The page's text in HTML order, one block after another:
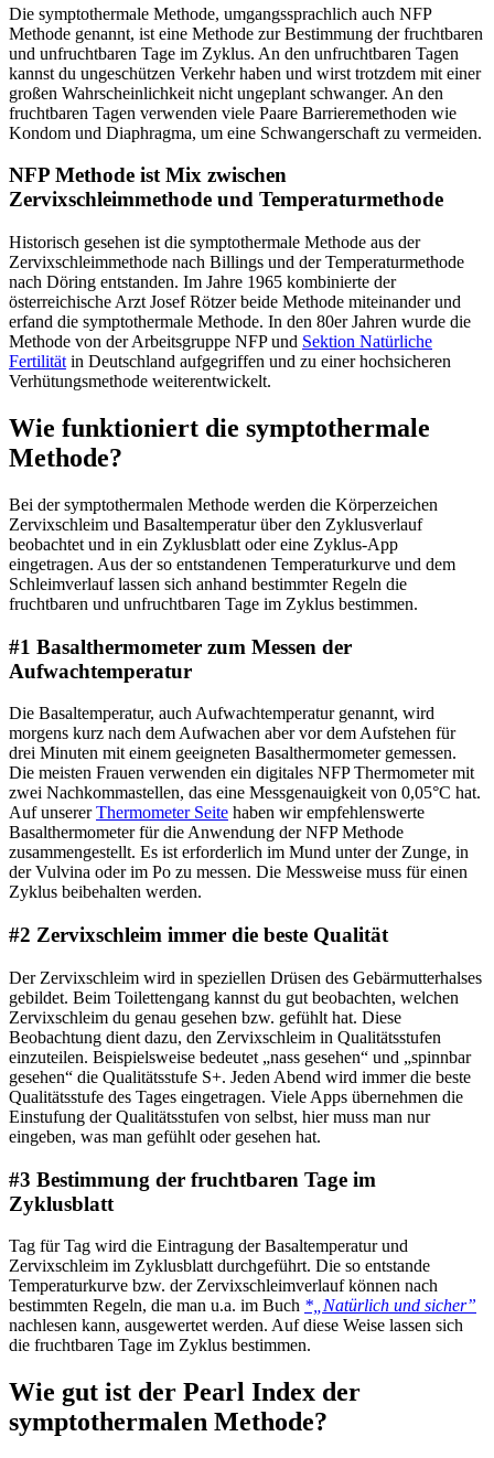
Die symptothermale Methode, umgangssprachlich auch NFP
Methode genannt, ist eine Methode zur Bestimmung der fruchtbaren
und unfruchtbaren Tage im Zyklus. An den unfruchtbaren Tagen
kannst du ungeschützen Verkehr haben und wirst trotzdem mit einer
großen Wahrscheinlichkeit nicht ungeplant schwanger. An den
fruchtbaren Tagen verwenden viele Paare Barrieremethoden wie
Kondom und Diaphragma, um eine Schwangerschaft zu vermeiden.
NFP Methode ist Mix zwischen
Zervixschleimmethode und Temperaturmethode
Historisch gesehen ist die symptothermale Methode aus der
Zervixschleimmethode nach Billings und der Temperaturmethode
nach Döring entstanden. Im Jahre 1965 kombinierte der
österreichische Arzt Josef Rötzer beide Methode miteinander und
erfand die symptothermale Methode. In den 80er Jahren wurde die
Methode von der Arbeitsgruppe NFP und Sektion Natürliche
Fertilität in Deutschland aufgegriffen und zu einer hochsicheren
Verhütungsmethode weiterentwickelt.
Wie funktioniert die symptothermale
Methode?
Bei der symptothermalen Methode werden die Körperzeichen
Zervixschleim und Basaltemperatur über den Zyklusverlauf
beobachtet und in ein Zyklusblatt oder eine Zyklus-App
eingetragen. Aus der so entstandenen Temperaturkurve und dem
Schleimverlauf lassen sich anhand bestimmter Regeln die
fruchtbaren und unfruchtbaren Tage im Zyklus bestimmen.
#1 Basalthermometer zum Messen der
Aufwachtemperatur
Die Basaltemperatur, auch Aufwachtemperatur genannt, wird
morgens kurz nach dem Aufwachen aber vor dem Aufstehen für
drei Minuten mit einem geeigneten Basalthermometer gemessen.
Die meisten Frauen verwenden ein digitales NFP Thermometer mit
zwei Nachkommastellen, das eine Messgenauigkeit von 0,05°C hat.
Auf unsererThermometer Seite haben wir empfehlenswerte
Basalthermometer für die Anwendung der NFP Methode
zusammengestellt. Es ist erforderlich im Mund unter der Zunge, in
der Vulvina oder im Po zu messen. Die Messweise muss für einen
Zyklus beibehalten werden.
#2 Zervixschleim immer die beste Qualität
Der Zervixschleim wird in speziellen Drüsen des Gebärmutterhalses
gebildet. Beim Toilettengang kannst du gut beobachten, welchen
Zervixschleim du genau gesehen bzw. gefühlt hat. Diese
Beobachtung dient dazu, den Zervixschleim in Qualitätsstufen
einzuteilen. Beispielsweise bedeutet „nass gesehen“ und „spinnbar
gesehen“ die Qualitätsstufe S+. Jeden Abend wird immer die beste
Qualitätsstufe des Tages eingetragen. Viele Apps übernehmen die
Einstufung der Qualitätsstufen von selbst, hier muss man nur
eingeben, was man gefühlt oder gesehen hat.
#3 Bestimmung der fruchtbaren Tage im
Zyklusblatt
Tag für Tag wird die Eintragung der Basaltemperatur und
Zervixschleim im Zyklusblatt durchgeführt. Die so entstande
Temperaturkurve bzw. der Zervixschleimverlauf können nach
bestimmten Regeln, die man u.a. im Buch *„Natürlich und sicher”
nachlesen kann, ausgewertet werden. Auf diese Weise lassen sich
die fruchtbaren Tage im Zyklus bestimmen.
Wie gut ist der Pearl Index der
symptothermalen Methode?